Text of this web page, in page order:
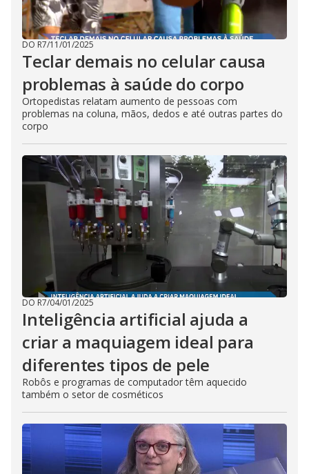
DO R7/11/01/2025
Teclar demais no celular causa
problemas à saúde do corpo
Ortopedistas relatam aumento de pessoas com
problemas na coluna, mãos, dedos e até outras partes do
corpo
DO R7/04/01/2025
Inteligência artificial ajuda a
criar a maquiagem ideal para
diferentes tipos de pele
Robôs e programas de computador têm aquecido
também o setor de cosméticos